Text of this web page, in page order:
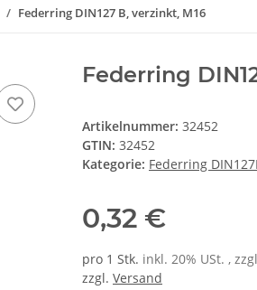
Federring DIN127 B, verzinkt, M16
Federring
Artikelnummer: 32452
GTIN: 32452
Kategorie: Federring
0,32 €
pro 1 Stk. inkl. 20% USt. ,
zzgl. Versand